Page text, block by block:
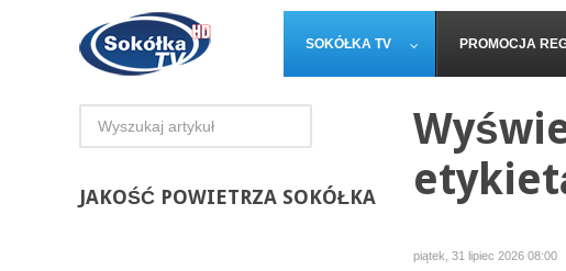
SOKÓŁKA TV PROMOCJA
piątek, 31 lipiec 2026 08:00
JAKOŚĆ POWIETRZA SOKÓŁKA